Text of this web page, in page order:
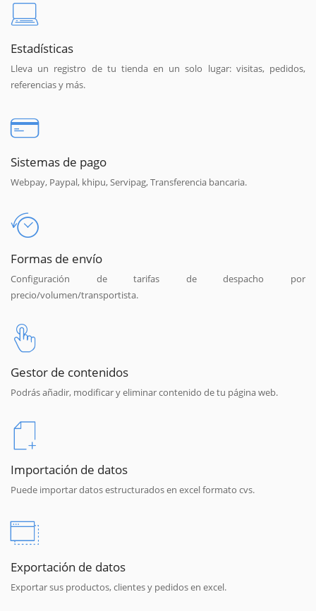
Estadísticas
Lleva un registro de tu tienda en un solo lugar: visitas, pedidos,
referencias y más.
Sistemas de pago
Webpay, Paypal, khipu, Servipag, Transferencia bancaria.
Formas de envío
Configuración de tarifas de despacho por
precio/volumen/transportista.
Gestor de contenidos
Podrás añadir, modificar y eliminar contenido de tu página web.
Importación de datos
Puede importar datos estructurados en excel formato cvs.
Exportación de datos
Exportar sus productos, clientes y pedidos en excel.